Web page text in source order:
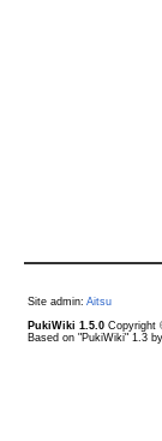
Site admin: Aitsu
PukiWiki 1.5.0Copyright
Based on "PukiWiki" 1.3 by